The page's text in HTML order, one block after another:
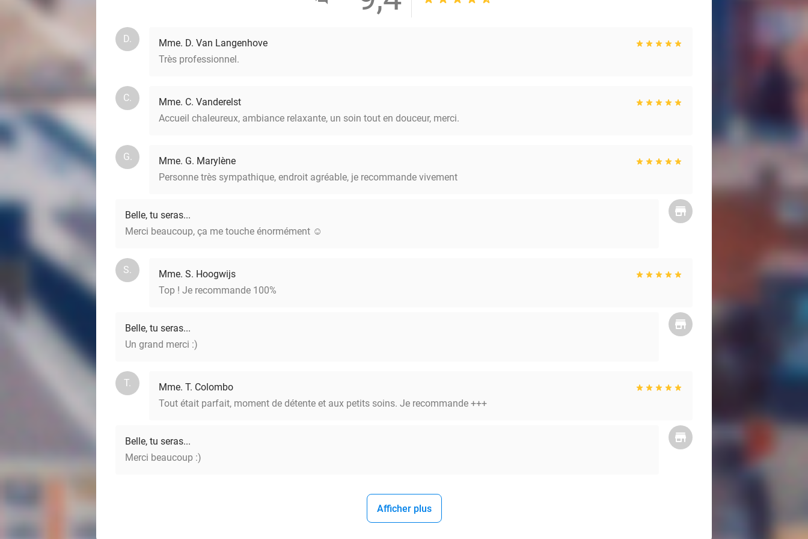
D.
Mme. D. Van Langenhove
Très professionnel.
C.
Mme. C. Vanderelst
Accueil chaleureux, ambiance relaxante, un soin tout en douceur, merci.
G.
Mme. G. Marylène
Personne très sympathique, endroit agréable, je recommande vivement
Belle, tu seras...
Merci beaucoup, ça me touche énormément ☺️
S.
Mme. S. Hoogwijs
Top ! Je recommande 100%
Belle, tu seras...
Un grand merci :)
T.
Mme. T. Colombo
Tout était parfait, moment de détente et aux petits soins. Je recommande +++
Belle, tu seras...
Merci beaucoup :)
Afficher plus